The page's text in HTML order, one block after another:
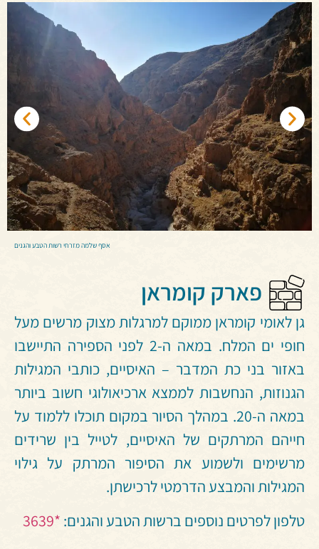
אסף שלמה מזרחי רשות הטבע והגנים
פארק קומראן
גן לאומי קומראן ממוקם למרגלות מצוק מרשים מעל
חופי ים המלח. במאה ה-2 לפני הספירה התיישבו
באזור בני כת המדבר – האיסיים, כותבי המגילות
הגנוזות, הנחשבות לממצא ארכיאולוגי חשוב ביותר
במאה ה-20. במהלך הסיור במקום תוכלו ללמוד על
חייהם המרתקים של האיסיים, לטייל בין שרידים
מרשימים ולשמוע את הסיפור המרתק על גילוי
המגילות והמבצע הדרמטי לרכישתן.
טלפון לפרטים נוספים ברשות הטבע והגנים: *3639